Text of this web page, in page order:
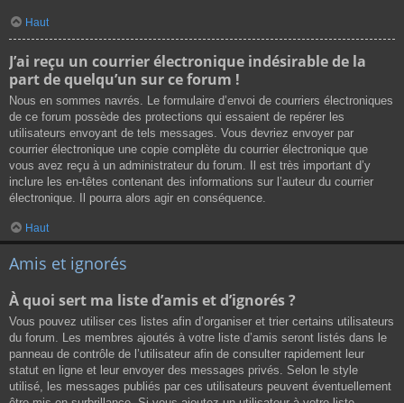
Haut
J’ai reçu un courrier électronique indésirable de la
part de quelqu’un sur ce forum !
Nous en sommes navrés. Le formulaire d’envoi de courriers électroniques
de ce forum possède des protections qui essaient de repérer les
utilisateurs envoyant de tels messages. Vous devriez envoyer par
courrier électronique une copie complète du courrier électronique que
vous avez reçu à un administrateur du forum. Il est très important d’y
inclure les en-têtes contenant des informations sur l’auteur du courrier
électronique. Il pourra alors agir en conséquence.
Haut
Amis et ignorés
À quoi sert ma liste d’amis et d’ignorés ?
Vous pouvez utiliser ces listes afin d’organiser et trier certains utilisateurs
du forum. Les membres ajoutés à votre liste d’amis seront listés dans le
panneau de contrôle de l’utilisateur afin de consulter rapidement leur
statut en ligne et leur envoyer des messages privés. Selon le style
utilisé, les messages publiés par ces utilisateurs peuvent éventuellement